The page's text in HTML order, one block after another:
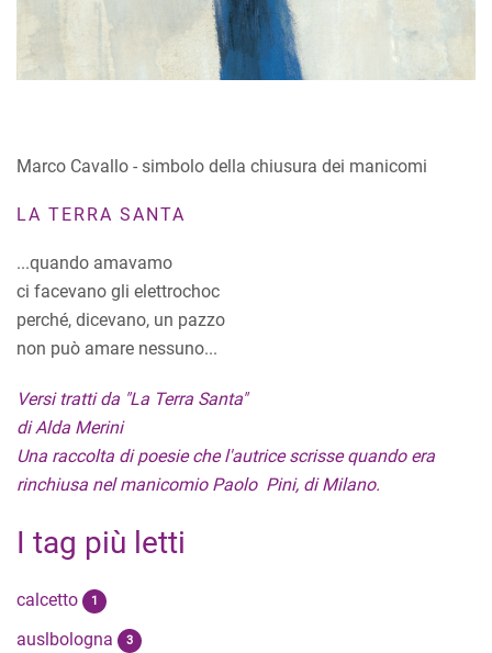
Marco Cavallo - simbolo della chiusura dei manicomi
LA TERRA SANTA
...quando amavamo
ci facevano gli elettrochoc
perché, dicevano, un pazzo
non può amare nessuno...
Versi tratti da "La Terra Santa"
di Alda Merini
Una raccolta di poesie che l'autrice scrisse quando era
rinchiusa nel manicomio Paolo Pini, di Milano.
I tag più letti
calcetto 1
auslbologna 3